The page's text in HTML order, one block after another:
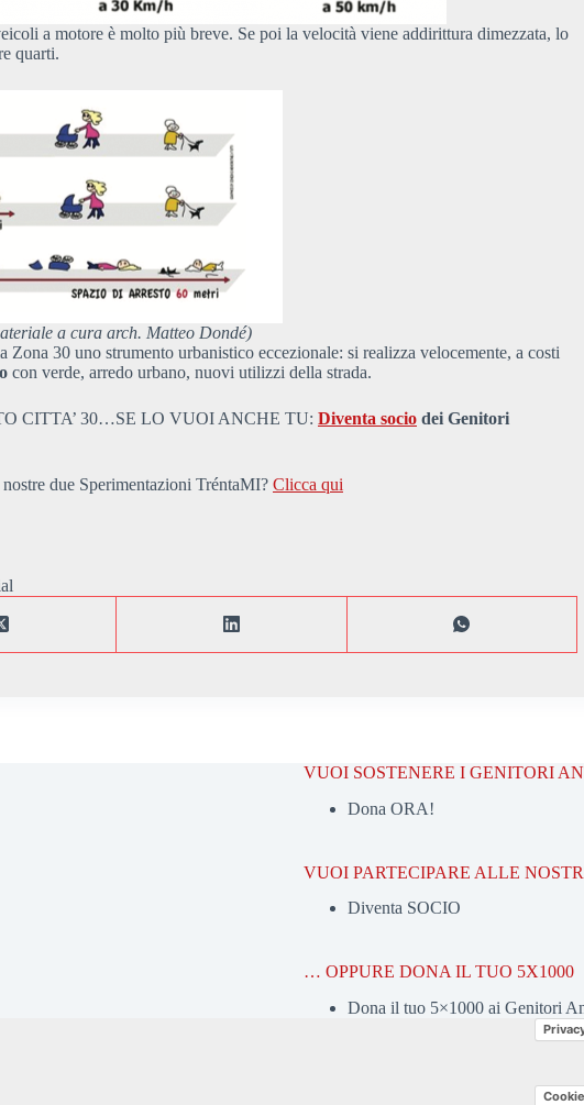
a motore è molto più breve. Se poi la velocità viene addirittura dimezzata, lo
quarti.
a cura arch. Matteo Dondé)
30 uno strumento urbanistico eccezionale: si realizza velocemente, a costi
con verde, arredo urbano, nuovi utilizzi della strada.
CITTA’ 30…SE LO VUOI ANCHE TU: Diventa socio dei Genitori
due Sperimentazioni TréntaMI? Clicca qui
VUOI SOSTENERE I GENITORI
Dona ORA!
VUOI PARTECIPARE ALLE
Diventa SOCIO
… OPPURE DONA IL TUO 5X1000
Dona il tuo 5×1000 ai Genitori